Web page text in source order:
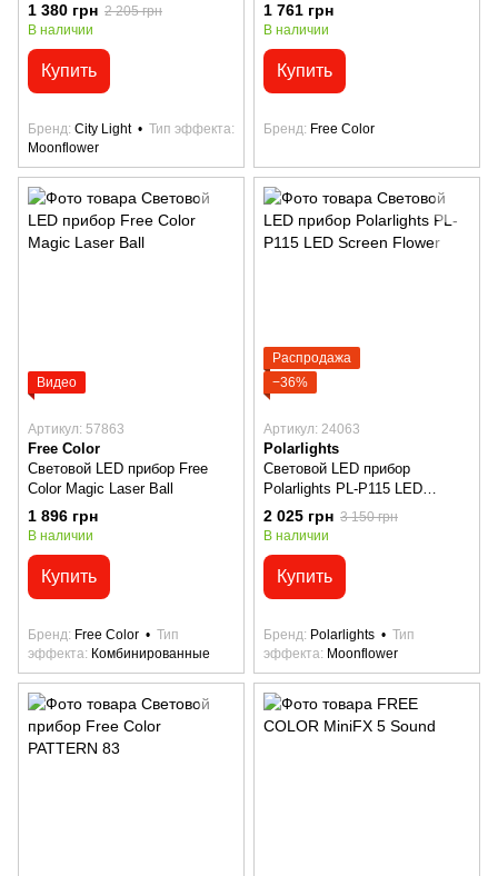
1 380 грн 2 205 грн
В наличии
Купить
Бренд City Light
Тип эффекта
Moonflower
1 761 грн
В наличии
Купить
Бренд Free Color
Видео
Артикул: 57863
Free Color
Световой LED прибор Free
Color Magic Laser Ball
1 896 грн
В наличии
Купить
Бренд Free Color
Тип
эффекта Комбинированные
Распродажа
−36%
Артикул: 24063
Polarlights
Световой LED прибор
Polarlights PL-P115 LED
Screen Flower
2 025 грн 3 150 грн
В наличии
Купить
Бренд Polarlights
Тип
эффекта Moonflower